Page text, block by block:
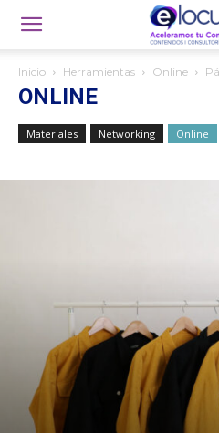
Inicio Herramientas Online
ONLINE
Materiales Networking Online